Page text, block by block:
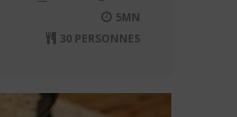
5MN
30 PERSONNES